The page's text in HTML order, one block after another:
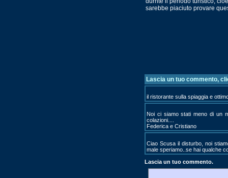
sarebbe piaciuto provare
Lascia un tuo commento,
il ristorante sulla spiaggia e
Noi ci siamo stati meno di un
colazioni....
Federica e Cristiano
Ciao Scusa il disturbo, noi
male speriamo..se hai qualche
Lascia un tuo commento.